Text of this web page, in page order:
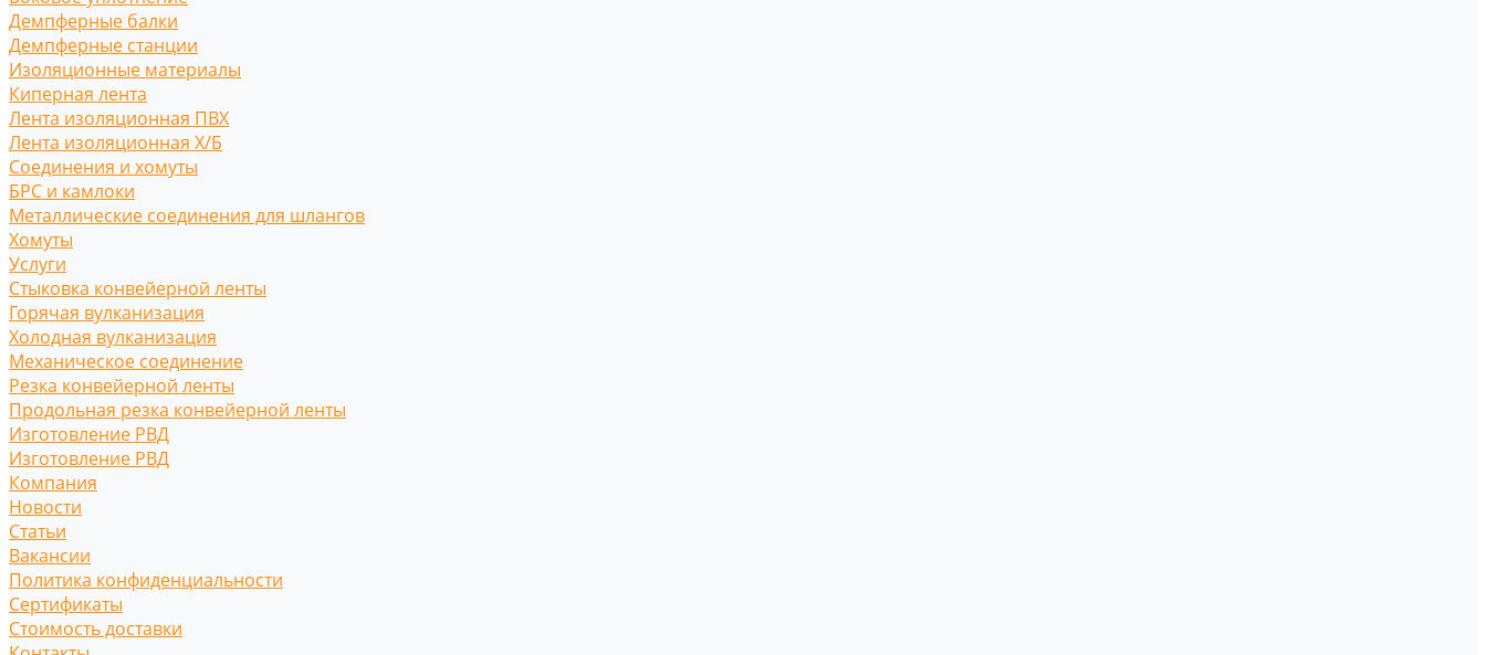
Демпферные балки
Демпферные станции
Изоляционные материалы
Киперная лента
Лента изоляционная ПВХ
Лента изоляционная Х/Б
Соединения и хомуты
БРС и камлоки
Металлические соединения для шлангов
Хомуты
Услуги
Стыковка конвейерной ленты
Горячая вулканизация
Холодная вулканизация
Механическое соединение
Резка конвейерной ленты
Продольная резка конвейерной ленты
Изготовление РВД
Изготовление РВД
Компания
Новости
Статьи
Вакансии
Политика конфиденциальности
Сертификаты
Стоимость доставки